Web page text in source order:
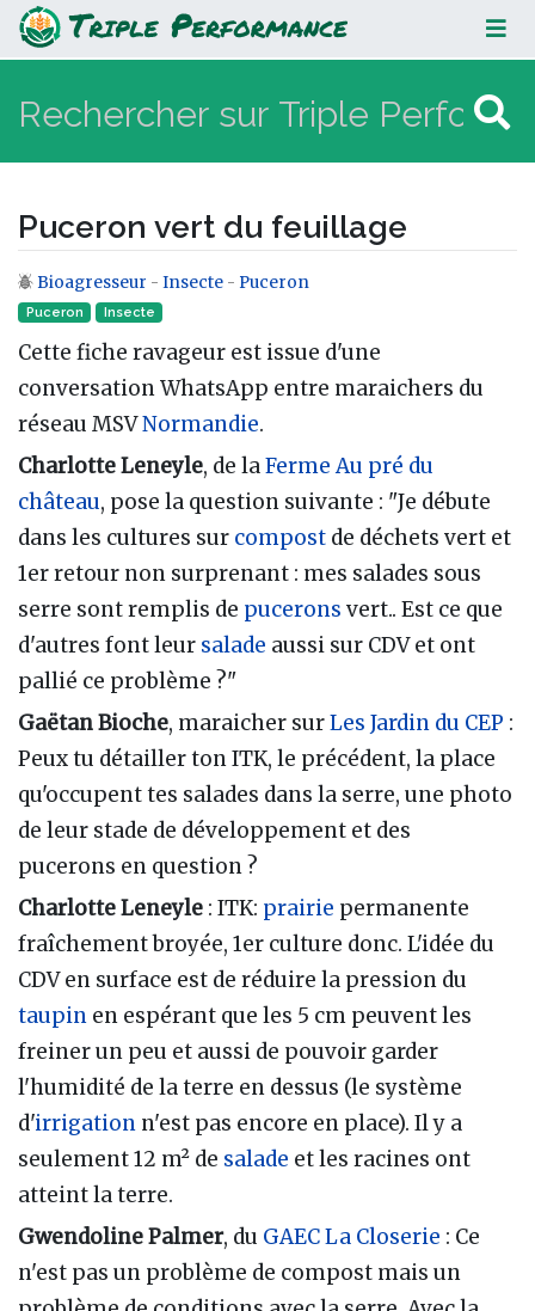
Puceron vert du feuillage
Puceron vert du feuillage
Aller à :navigation,rechercher
Bioagresseur - Insecte - Puceron
Puceron Insecte‎
Cette fiche ravageur est issue d'une
conversation WhatsApp entre maraichers du
réseau MSVNormandie.
Charlotte Leneyle, de laFerme Au pré du
château, pose la question suivante : "Je débute
dans les cultures sur compost de déchets vert et
1er retour non surprenant : mes salades sous
serre sont remplis de pucerons vert.. Est ce que
d'autres font leur salade aussi sur CDV et ont
pallié ce problème ?"
Gaëtan Bioche, maraicher surLes Jardin du CEP :
Peux tu détailler ton ITK, le précédent, la place
qu'occupent tes salades dans la serre, une photo
de leur stade de développement et des
pucerons en question ?
Charlotte Leneyle : ITK: prairie permanente
fraîchement broyée, 1er culture donc. L'idée du
CDV en surface est de réduire la pression du
taupin en espérant que les 5 cm peuvent les
freiner un peu et aussi de pouvoir garder
l'humidité de la terre en dessus (le système
d'irrigation n'est pas encore en place). Il y a
seulement 12 m² de salade et les racines ont
atteint la terre.
Gwendoline Palmer, du GAEC La Closerie : Ce
n'est pas un problème de compost mais un